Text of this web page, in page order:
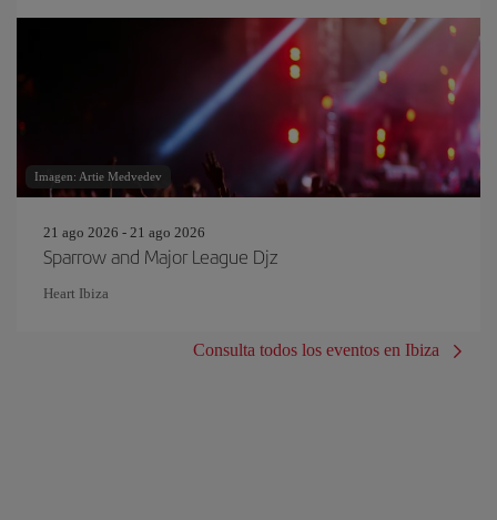
Imagen: Artie Medvedev
21 ago 2026 - 21 ago 2026
Sparrow and Major League Djz
Heart Ibiza
Consulta todos los eventos en Ibiza